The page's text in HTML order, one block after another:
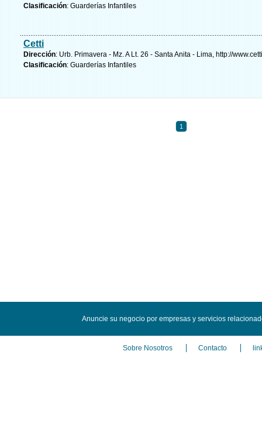
Clasificación: Guarderías Infantiles
Cetti
Dirección: Urb. Primavera - Mz. A Lt. 26 - Santa Anita - Lima, http://
Clasificación: Guarderías Infantiles
1
Anuncie su negocio por empresas y servicios
Sobre Nosotros Contacto